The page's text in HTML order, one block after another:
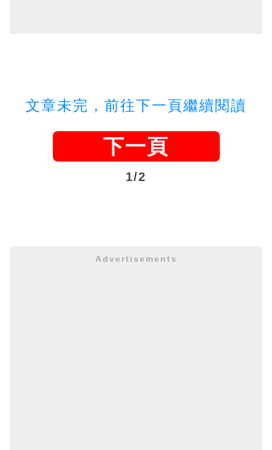
文章未完，前往下一頁繼續閱讀
下一頁
1/2
Advertisements